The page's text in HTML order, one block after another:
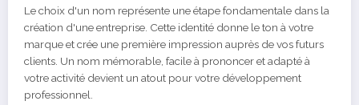
Le choix d'un nom représente une étape fondamentale dans la
création d'une entreprise. Cette identité donne le ton à votre
marque et crée une première impression auprès de vos futurs
clients. Un nom mémorable, facile à prononcer et adapté à
votre activité devient un atout pour votre développement
professionnel.